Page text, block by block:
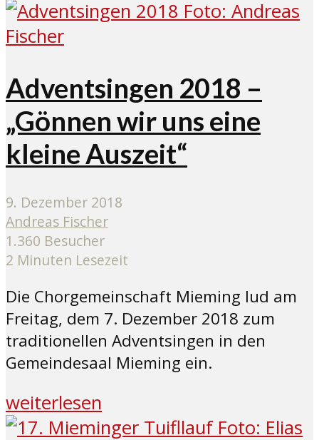
Adventsingen 2018 –
„Gönnen wir uns eine
kleine Auszeit“
9. Dezember 2018
Andreas Fischer
1.360 Besucher
2 Minuten Lesezeit
Die Chorgemeinschaft Mieming lud am
Freitag, dem 7. Dezember 2018 zum
traditionellen Adventsingen in den
Gemeindesaal Mieming ein.
weiterlesen